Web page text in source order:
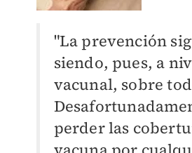
"La prevención
siendo, pues, a
vacunal, sobre
perder las